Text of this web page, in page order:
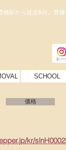
SCHOOL
橋駅から徒歩5分。豊
価格
kr/